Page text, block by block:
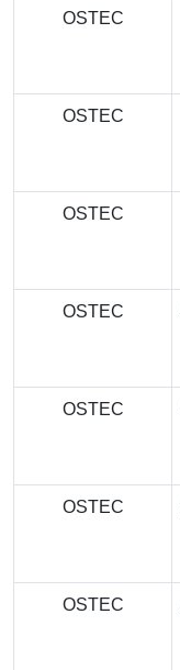
OSTEC
OSTEC
OSTEC
OSTEC
OSTEC
OSTEC
OSTEC